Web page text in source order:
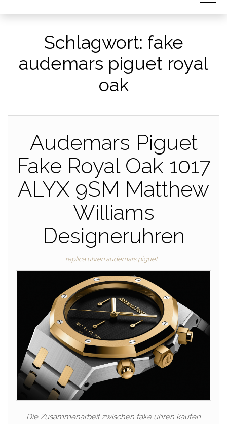
Schlagwort: fake
audemars piguet royal
oak
Audemars Piguet
Fake Royal Oak 1017
ALYX 9SM Matthew
Williams
Designeruhren
replica uhren audemars piguet
Die Zusammenarbeit zwischen fake uhren kaufen